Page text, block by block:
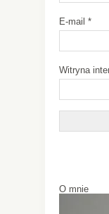
E-mail *
Witryna
O mnie